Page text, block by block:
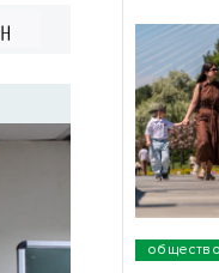
общество